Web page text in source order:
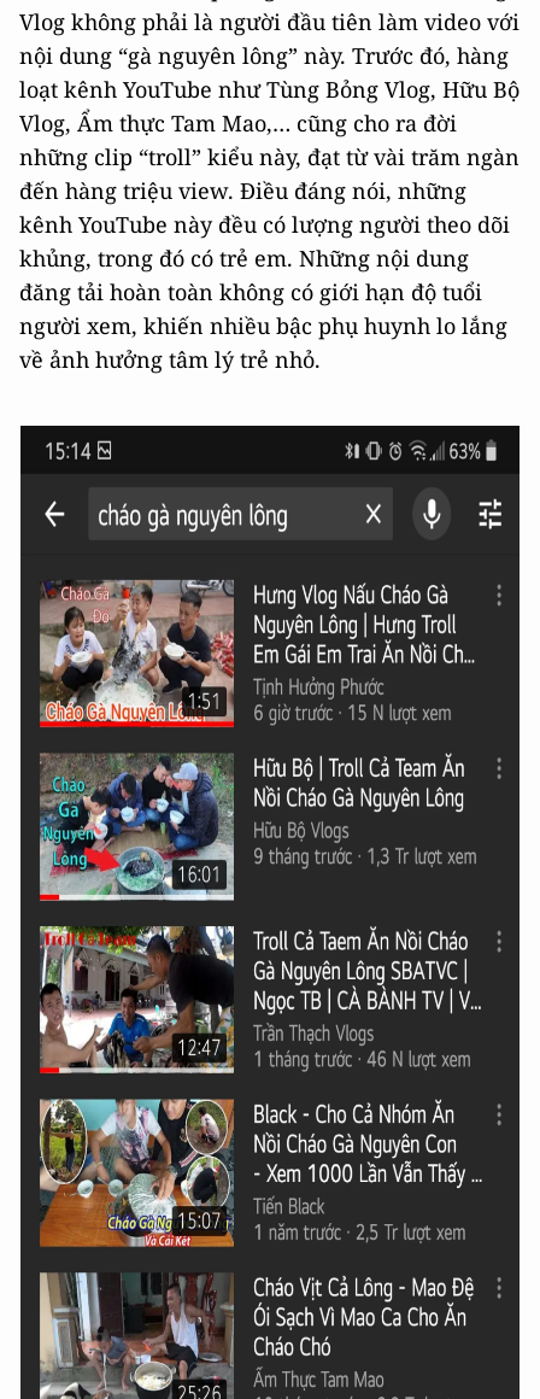
Vlog không phải là người đầu tiên làm video với
nội dung “gà nguyên lông” này. Trước đó, hàng
loạt kênh YouTube như Tùng Bỏng Vlog, Hữu Bộ
Vlog, Ẩm thực Tam Mao,… cũng cho ra đời
những clip “troll” kiểu này, đạt từ vài trăm ngàn
đến hàng triệu view. Điều đáng nói, những
kênh YouTube này đều có lượng người theo dõi
khủng, trong đó có trẻ em. Những nội dung
đăng tải hoàn toàn không có giới hạn độ tuổi
người xem, khiến nhiều bậc phụ huynh lo lắng
về ảnh hưởng tâm lý trẻ nhỏ.